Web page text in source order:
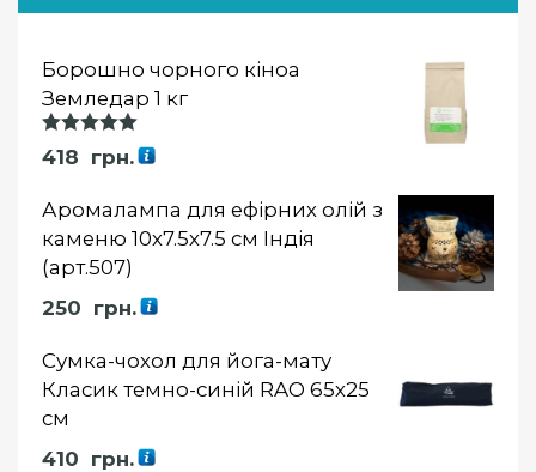
Борошно чорного кіноа
Земледар 1 кг
Оцінка
5.00із 5
418 грн.
Аромалампа для ефірних олій з
каменю 10х7.5х7.5 см Індія
(арт.507)
250 грн.
Сумка-чохол для йога-мату
Класик темно-синій RAO 65х25
см
410 грн.